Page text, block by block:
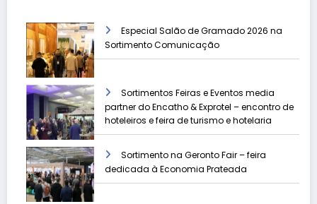
Especial Salão de Gramado 2026 na
Sortimento Comunicação
Sortimentos Feiras e Eventos media
partner do Encatho & Exprotel – encontro de
hoteleiros e feira de turismo e hotelaria
Sortimento na Geronto Fair – feira
dedicada à Economia Prateada